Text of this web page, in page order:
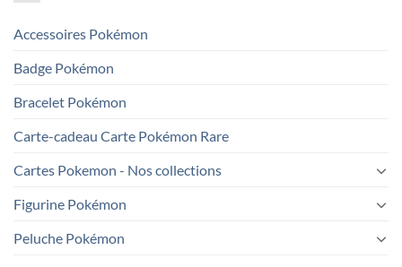
Accessoires Pokémon
Badge Pokémon
Bracelet Pokémon
Carte-cadeau Carte Pokémon Rare
Cartes Pokemon - Nos collections
Figurine Pokémon
Peluche Pokémon